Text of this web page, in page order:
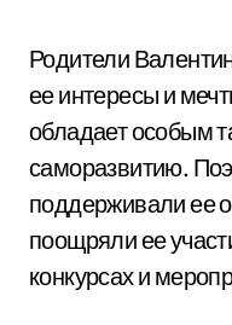
Родители
ее интересы и
обладает особым
саморазвитию.
поддерживали ее
поощряли ее
конкурсах и